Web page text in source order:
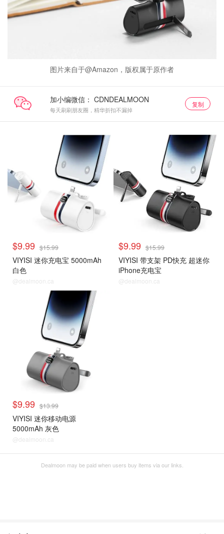
图片来自于@Amazon，版权属于原作者
加小编微信：
每天刷刷朋友圈，精华折扣不漏掉
复制
$9.99 $15.99
VIYISI 迷你充电宝 5000mAh
白色
@dealmoon.ca
$9.99 $15.99
VIYISI 带支架 PD快充 超迷你
iPhone充电宝
@dealmoon.ca
$9.99 $13.99
VIYISI 迷你移动电源
5000mAh 灰色
@dealmoon.ca
Dealmoon may be paid when users buy items via our links.